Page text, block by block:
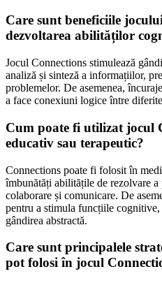
Care sunt beneficiile
dezvoltarea abilităților
Jocul Connections stimulează
analiză și sinteză a informațiilor,
problemelor. De asemenea,
a face conexiuni logice între
Cum poate fi utilizat jocul
educativ sau terapeutic?
Connections poate fi folosit în
îmbunătăți abilitățile de rezolvare a
colaborare și comunicare. De
pentru a stimula funcțiile
gândirea abstractă.
Care sunt principalele
pot folosi în jocul